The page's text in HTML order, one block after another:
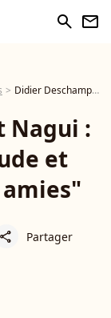
search newsletter
Didier Deschamps et Nagui : Leurs femmes Claude et Mélanie "sont deux amies"
Nagui :
et
share Partager